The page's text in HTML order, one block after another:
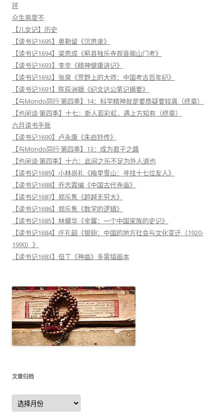
环
众生易度不
【儿女记】历史
【读书记1695】奥勒留《沉思录》
【读书记1694】梁思成《蓟县独乐寺观音阁山门考》
【读书记1693】李辛《精神健康讲记》
【读书记1692】张泉《荒野上的大师：中国考古百年纪》
【读书记1691】陈荻洲辑《纪文达公笔记摘要》
【与Mondo同行·第四季】14：科学精神就是要质疑要较真（终章）
【也闲谈·第四季】十七：斯人若彩虹，遇上方知有（终章）
六月读书手账
【读书记1690】卢永康《朱启钤传》
【与Mondo同行·第四季】13：成为君子之路
【也闲谈·第四季】十六：此间之乐不足为外人道也
【读书记1689】小林尚礼《梅里雪山：寻找十七位友人》
【读书记1688】乔志霞编《中国古代寺庙》
【读书记1687】郑乐隽《超越无穷大》
【读书记1686】郑乐隽《数学的逻辑》
【读书记1685】林耀华《金翼：一个中国家族的史记》
【读书记1684】庄孔韶《银翅：中国的地方社会与文化变迁（1920-
1990）》
【读书记1683】但丁《神曲》多雷插画本
文章归档
文
章
归